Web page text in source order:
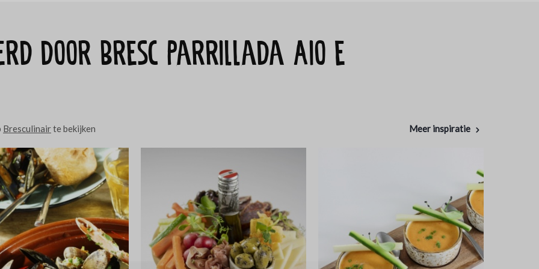
door Bresc Parrillada Aio e
Bresculinairte bekijken Meer inspiratie